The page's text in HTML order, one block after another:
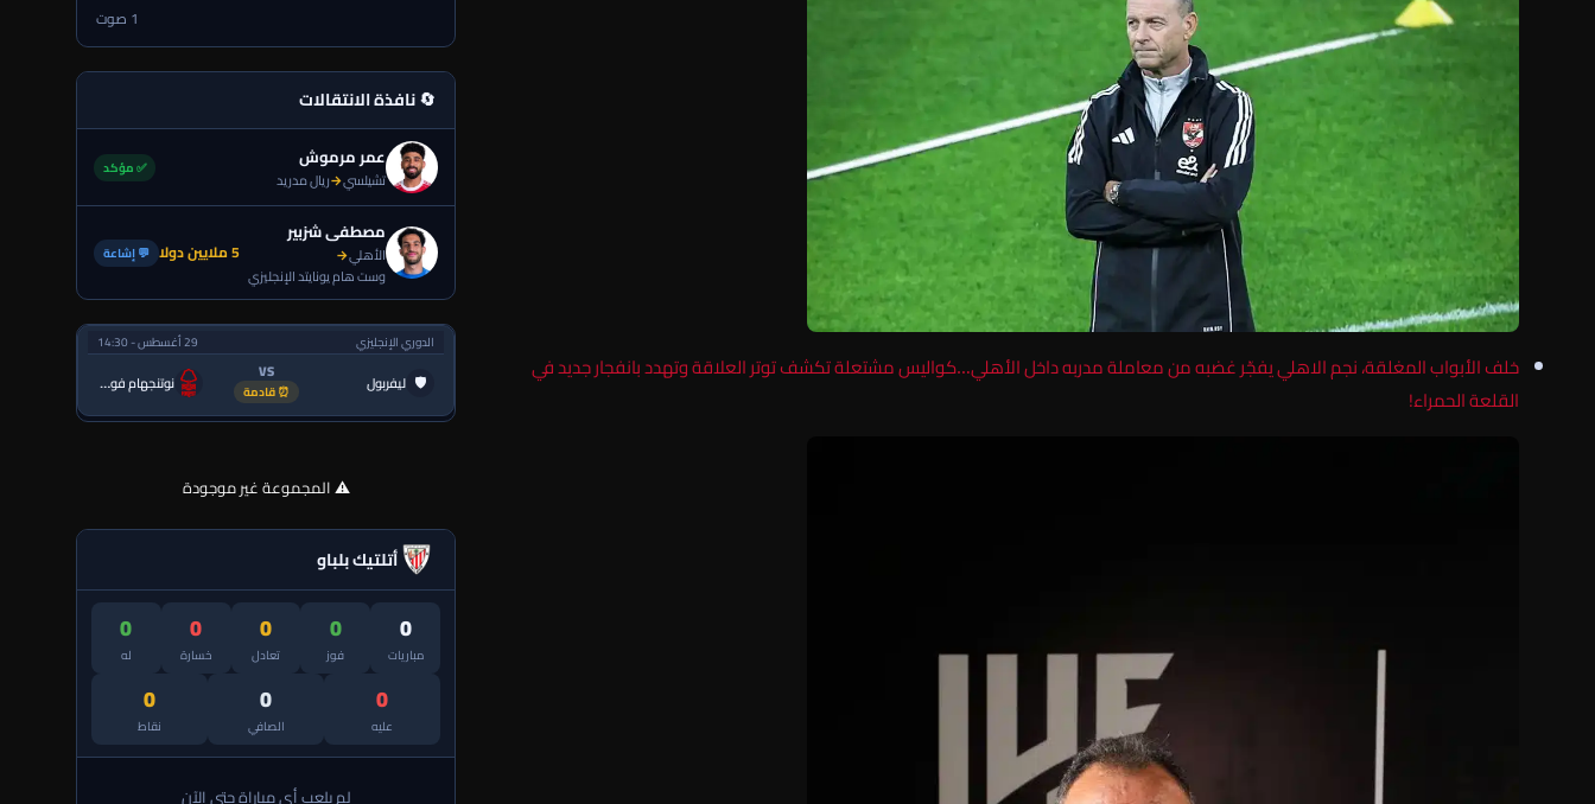
خلف الأبواب المغلقة، نجم الاهلي يفجّر غضبه من معاملة مدربه داخل الأهلي…كواليس مشتعلة تكشف توتر العلاقة وتهدد بانفجار جديد في
القلعة الحمراء!
1 صوت
🔄 نافذة الانتقالات
عمر مرموش
تشيلسي→ريال مدريد
✅ مؤكد
مصطفى شزبير
الأهلي→
وست هام يونايتد الإنجليزي
5 ملايين دولا 💬 إشاعة
الدوري الإنجليزي 29 أغسطس - 14:30
🛡 ليفربول VS
⏰ قادمة نوتنجهام فورست
⚠️ المجموعة غير موجودة
أتلتيك بلباو
0
مباريات
0
فوز
0
تعادل
0
خسارة
0
له
0
عليه
0
الصافي
0
نقاط
لم يلعب أي مباراة حتى الآن